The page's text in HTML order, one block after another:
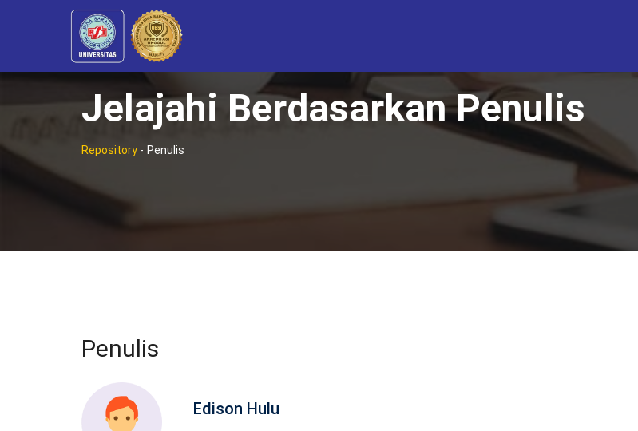
Jelajahi Berdasarkan Penulis
Repository - Penulis
Penulis
Edison Hulu